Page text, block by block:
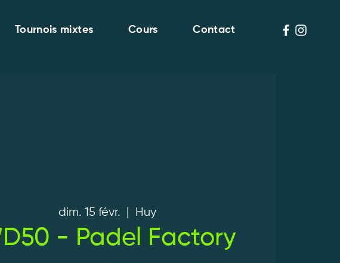
Tournois mixtes Cours Contact
dim. 15 févr. Huy
- Padel Factory